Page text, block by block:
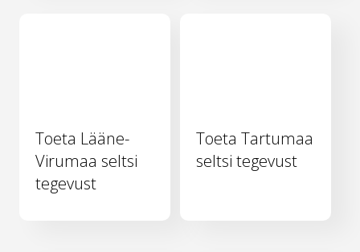
Toeta Lääne-
Virumaa seltsi
tegevust
Toeta Tartumaa
seltsi tegevust